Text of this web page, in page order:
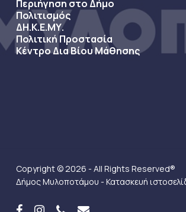
Περιήγηση στο Δήμο
Πολιτισμός
ΔΗ.Κ.Ε.ΜΥ.
Πολιτική Προστασία
Κέντρο Δια Βίου Μάθησης
Copyright © 2026 - All Rights Reserved®
Δήμος Μυλοποτάμου - Κατασκευή
facebookinstagramphoneemail